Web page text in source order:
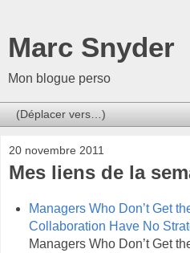
Marc Snyder
Mon blogue perso
20 novembre 2011
Mes liens de la
Managers Who Don’t Get
Collaboration Have No
Managers Who Don’t Get